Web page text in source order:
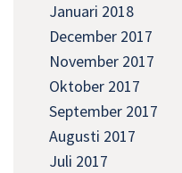
Januari 2018
December 2017
November 2017
Oktober 2017
September 2017
Augusti 2017
Juli 2017